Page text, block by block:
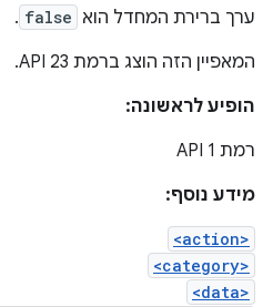
ערך ברירת המחדל הוא false
.
המאפיין הזה הוצג ברמת API 23.
הופיע לראשונה:
רמת API 1
מידע נוסף:
<action>
<category>
<data>